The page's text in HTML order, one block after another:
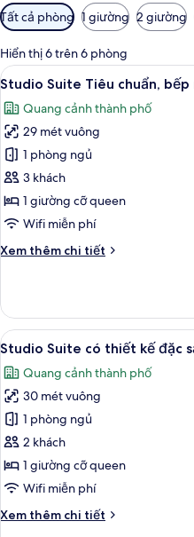
Bộ
lọc
có
thể
dùng
để
lọc
tìm
phòng
Tất cả phòng 1 giường 2 giường
Hiển thị 6 trên 6 phòng
Xem
tất
cả
ảnh
Studio
Suite
Tiêu
chuẩn,
nhỏ,
thành
phố
12
Studio Suite Tiêu chuẩn,
Quang cảnh thành phố
29 mét vuông
1 phòng ngủ
3 khách
1 giường cỡ queen
Wifi miễn phí
Xem thêm chi tiết
Chi
Studio
Suite
Tiêu
bếp
nhỏ,
quang
cảnh
thành
phố
Xem
tất
cả
ảnh
Studio
Suite
có
thiết
đặc
8
Studio Suite có thiết kế đặc
Quang cảnh thành phố
30 mét vuông
1 phòng ngủ
2 khách
1 giường cỡ queen
Wifi miễn phí
Xem thêm chi tiết
Chi